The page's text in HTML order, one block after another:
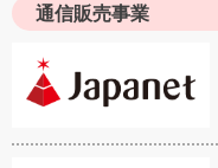
通信販売事業